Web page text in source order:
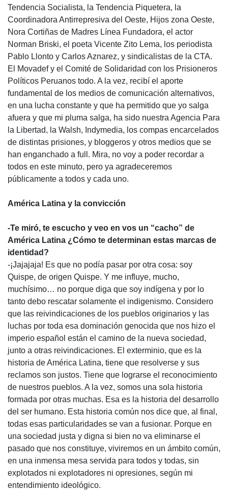
Tendencia Socialista, la Tendencia Piquetera, la
Coordinadora Antirrepresiva del Oeste, Hijos zona Oeste,
Nora Cortiñas de Madres Línea Fundadora, el actor
Norman Briski, el poeta Vicente Zito Lema, los periodista
Pablo Llonto y Carlos Aznarez, y sindicalistas de la CTA.
El Movadef y el Comité de Solidaridad con los Prisioneros
Políticos Peruanos todo. A la vez, recibí el aporte
fundamental de los medios de comunicación alternativos,
en una lucha constante y que ha permitido que yo salga
afuera y que mi pluma salga, ha sido nuestra Agencia Para
la Libertad, la Walsh, Indymedia, los compas encarcelados
de distintas prisiones, y bloggeros y otros medios que se
han enganchado a full. Mira, no voy a poder recordar a
todos en este minuto, pero ya agradeceremos
públicamente a todos y cada uno.
América Latina y la convicción
-Te miró, te escucho y veo en vos un “cacho” de
América Latina ¿Cómo te determinan estas marcas de
identidad?
-¡Jajajaja! Es que no podía pasar por otra cosa: soy
Quispe, de origen Quispe. Y me influye, mucho,
muchísimo… no porque diga que soy indígena y por lo
tanto debo rescatar solamente el indigenismo. Considero
que las reivindicaciones de los pueblos originarios y las
luchas por toda esa dominación genocida que nos hizo el
imperio español están el camino de la nueva sociedad,
junto a otras reivindicaciones. El exterminio, que es la
historia de América Latina, tiene que resolverse y sus
reclamos son justos. Tiene que lograrse el reconocimiento
de nuestros pueblos. A la vez, somos una sola historia
formada por otras muchas. Esa es la historia del desarrollo
del ser humano. Esta historia común nos dice que, al final,
todas esas particularidades se van a fusionar. Porque en
una sociedad justa y digna si bien no va eliminarse el
pasado que nos constituye, viviremos en un ámbito común,
en una inmensa mesa servida para todos y todas, sin
explotados ni explotadores ni opresiones, según mi
entendimiento ideológico.